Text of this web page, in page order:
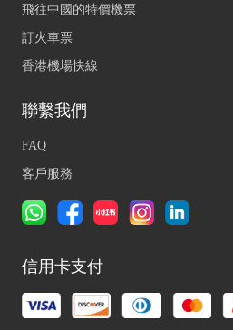
飛往中國的特價機票
訂火車票
香港機場快線
聯繫我們
FAQ
客戶服務
信用卡支付